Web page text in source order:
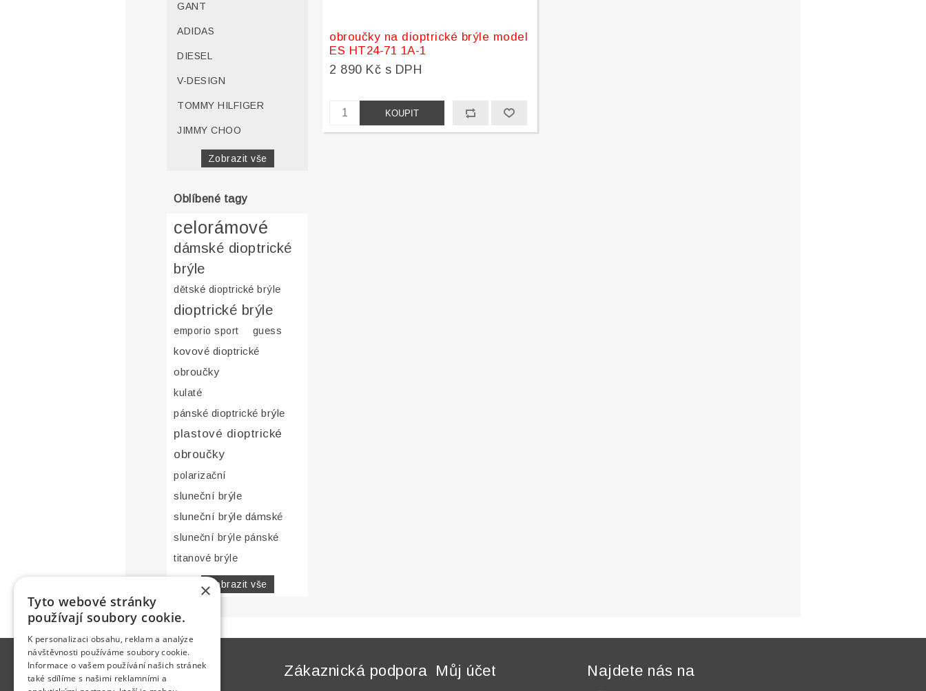
GANT
ADIDAS
DIESEL
V-DESIGN
TOMMY HILFIGER
JIMMY CHOO
Zobrazit vše
Oblíbené tagy
celorámové
dámské dioptrické
brýle
dětské dioptrické brýle
dioptrické brýle
emporio sport guess
kovové dioptrické
obroučky
kulaté
pánské dioptrické brýle
plastové dioptrické
obroučky
polarizační
sluneční brýle
sluneční brýle dámské
sluneční brýle pánské
titanové brýle
Zobrazit vše
obroučky na dioptrické brýle model
ES HT24-71 1A-1
2 890 Kč s DPH
Informace Zákaznická podpora Můj účet Najdete nás na
×
Tyto webové stránky
používají soubory cookie.
K personalizaci obsahu, reklam a analýze
návštěvnosti používáme soubory cookie.
Informace o vašem používání našich stránek
také sdílíme s našimi reklamními a